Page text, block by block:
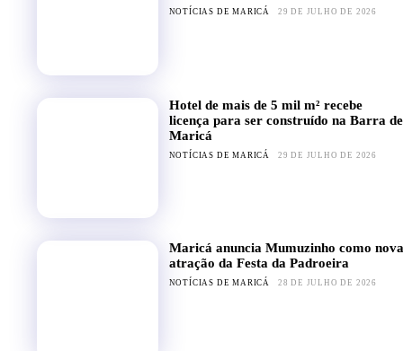
NOTÍCIAS DE MARICÁ 29 DE JULHO DE 2026
Hotel de mais de 5 mil m² recebe
licença para ser construído na Barra de
Maricá
NOTÍCIAS DE MARICÁ 29 DE JULHO DE 2026
Maricá anuncia Mumuzinho como nova
atração da Festa da Padroeira
NOTÍCIAS DE MARICÁ 28 DE JULHO DE 2026